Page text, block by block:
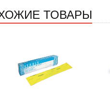
ТОВАРЫ